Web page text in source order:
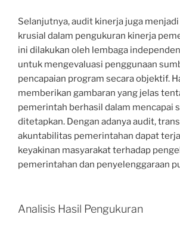
Selanjutnya, audit kinerja juga
krusial dalam pengukuran kinerja
ini dilakukan oleh lembaga
untuk mengevaluasi penggunaan
pencapaian program secara objektif.
memberikan gambaran yang jelas
pemerintah berhasil dalam mencapai
ditetapkan. Dengan adanya audit,
akuntabilitas pemerintahan dapat
keyakinan masyarakat terhadap
pemerintahan dan penyelenggaraan
Analisis Hasil Pengukuran